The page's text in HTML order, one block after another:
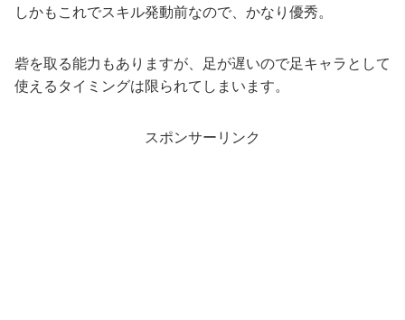
しかもこれでスキル発動前なので、かなり優秀。
砦を取る能力もありますが、足が遅いので足キャラとして
使えるタイミングは限られてしまいます。
スポンサーリンク